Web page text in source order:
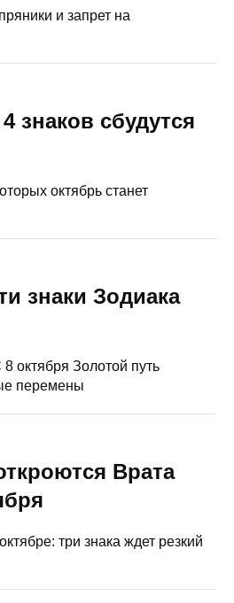
и запрет на
знаков сбудутся
октябрь станет
знаки Зодиака
октября Золотой путь
перемены
Врата
три знака ждет резкий